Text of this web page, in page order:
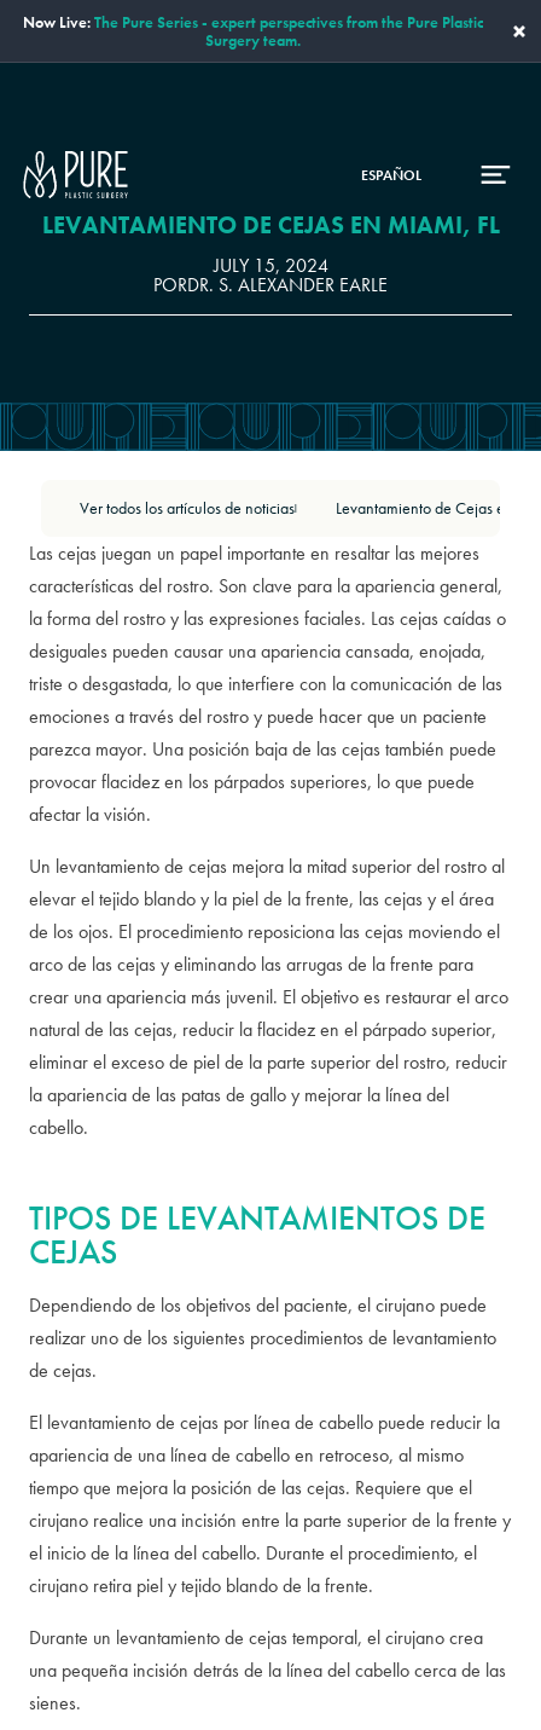
Now Live:The Pure Series - expert perspectives from the Pure Plastic
Surgery team.
×
ESPAÑOL
LEVANTAMIENTO DE CEJAS EN MIAMI, FL
JULY 15, 2024
PORDR. S. ALEXANDER EARLE
Ver todos los artículos de noticias
Las cejas juegan un papel importante en resaltar las mejores
características del rostro. Son clave para la apariencia general,
la forma del rostro y las expresiones faciales. Las cejas caídas o
desiguales pueden causar una apariencia cansada, enojada,
triste o desgastada, lo que interfiere con la comunicación de las
emociones a través del rostro y puede hacer que un paciente
parezca mayor. Una posición baja de las cejas también puede
provocar flacidez en los párpados superiores, lo que puede
afectar la visión.
Un levantamiento de cejas mejora la mitad superior del rostro al
elevar el tejido blando y la piel de la frente, las cejas y el área
de los ojos. El procedimiento reposiciona las cejas moviendo el
arco de las cejas y eliminando las arrugas de la frente para
crear una apariencia más juvenil. El objetivo es restaurar el arco
natural de las cejas, reducir la flacidez en el párpado superior,
eliminar el exceso de piel de la parte superior del rostro, reducir
la apariencia de las patas de gallo y mejorar la línea del
cabello.
TIPOS DE LEVANTAMIENTOS DE
CEJAS
Dependiendo de los objetivos del paciente, el cirujano puede
realizar uno de los siguientes procedimientos de levantamiento
de cejas.
El levantamiento de cejas por línea de cabello puede reducir la
apariencia de una línea de cabello en retroceso, al mismo
tiempo que mejora la posición de las cejas. Requiere que el
cirujano realice una incisión entre la parte superior de la frente y
el inicio de la línea del cabello. Durante el procedimiento, el
cirujano retira piel y tejido blando de la frente.
Durante un levantamiento de cejas temporal, el cirujano crea
una pequeña incisión detrás de la línea del cabello cerca de las
sienes.